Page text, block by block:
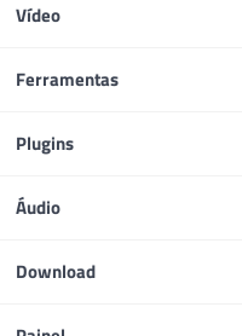
Vídeo
Ferramentas
Plugins
Áudio
Download